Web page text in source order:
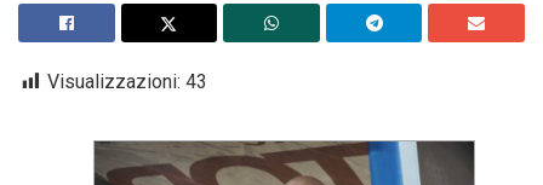
Visualizzazioni: 43